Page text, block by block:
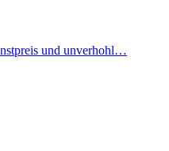
und unverhohl…